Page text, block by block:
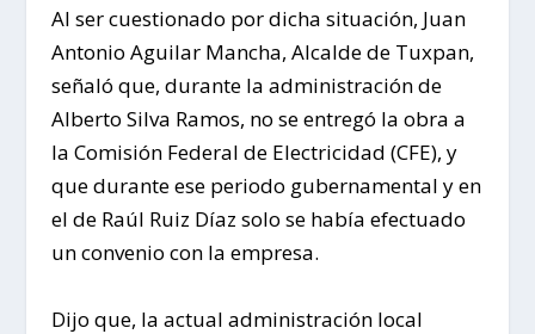
Al ser cuestionado por dicha situación, Juan
Antonio Aguilar Mancha, Alcalde de Tuxpan,
señaló que, durante la administración de
Alberto Silva Ramos, no se entregó la obra a
la Comisión Federal de Electricidad (CFE), y
que durante ese periodo gubernamental y en
el de Raúl Ruiz Díaz solo se había efectuado
un convenio con la empresa.
Dijo que, la actual administración local